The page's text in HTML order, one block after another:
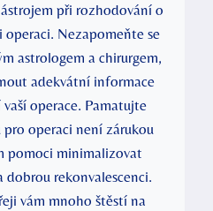
při rozhodování o
operaci. Nezapomeňte se
astrologem a chirurgem,
adekvátní informace
operace. Pamatujte
operaci není zárukou
pomoci minimalizovat
dobrou rekonvalescenci.
vám mnoho štěstí na